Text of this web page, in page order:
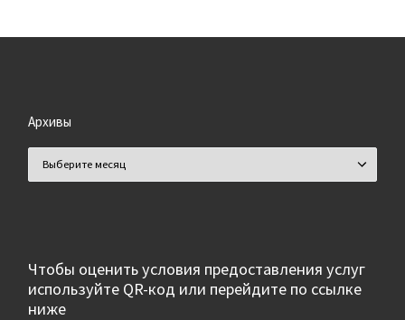
Архивы
Чтобы оценить условия предоставления услуг
используйте QR-код или перейдите по ссылке
ниже